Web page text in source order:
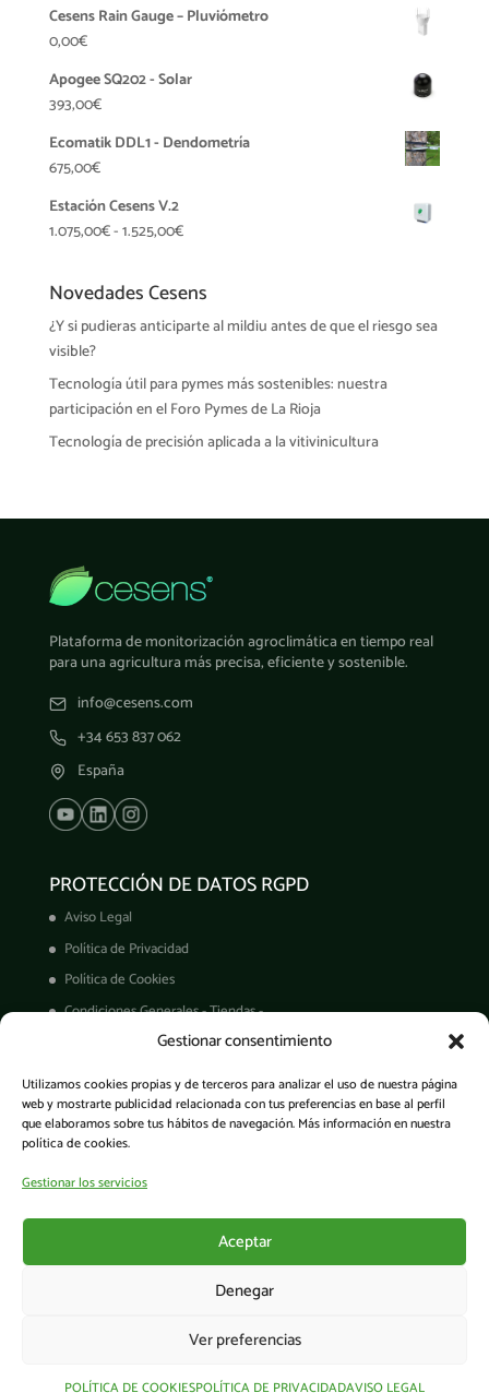
Gestionar consentimiento
Utilizamos cookies propias y de terceros para analizar el uso de nuestra página
web y mostrarte publicidad relacionada con tus preferencias en base al perfil
que elaboramos sobre tus hábitos de navegación. Más información en nuestra
política de cookies.
Gestionar los servicios
Aceptar
Denegar
Ver preferencias
POLÍTICA DE COOKIESPOLÍTICA DE PRIVACIDADAVISO LEGAL
Cesens Rain Gauge – Pluviómetro
0,00€
Apogee SQ202 - Solar
393,00€
Ecomatik DDL1 - Dendometría
675,00€
Estación Cesens V.2
1.075,00€-1.525,00€Rango
desde
1.075,00€
1.525,00€
Novedades Cesens
¿Y si pudieras anticiparte al mildiu antes de que el riesgo sea
visible?
Tecnología útil para pymes más sostenibles: nuestra
participación en el Foro Pymes de La Rioja
Tecnología de precisión aplicada a la vitivinicultura
Plataforma de monitorización agroclimática en tiempo real
para una agricultura más precisa, eficiente y sostenible.
info@cesens.com
+34 653 837 062
España
PROTECCIÓN DE DATOS RGPD
Aviso Legal
Política de Privacidad
Política de Cookies
Condiciones Generales - Tiendas -
Derechos ARCO
Condiciones de Venta
Garantía de productos
agricultura 5.0